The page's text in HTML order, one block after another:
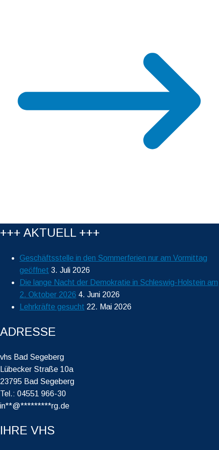
+++ AKTUELL +++
Geschäftsstelle in den Sommerferien nur am Vormittag
geöffnet 3. Juli 2026
Die lange Nacht der Demokratie in Schleswig-Holstein am
2. Oktober 2026 4. Juni 2026
Lehrkräfte gesucht 22. Mai 2026
ADRESSE
vhs Bad Segeberg
Lübecker Straße 10a
23795 Bad Segeberg
Tel.: 04551 966-30
in**@*********rg.de
IHRE VHS